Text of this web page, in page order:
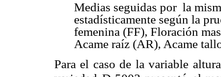
Medias seguidas por la
estadísticamente según la
femenina (FF), Floración
Acame raíz (AR), Acame
Para el caso de la variable